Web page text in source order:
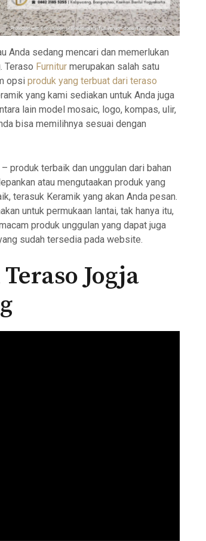
Anda sedang mencari dan memerlukan
Teraso Furniturmerupakan salah satu
opsi produk yang terbuat dari teraso
yang kami sediakan untuk Anda juga
lain model mosaic, logo, kompas, ulir,
bisa memilihnya sesuai dengan
produk terbaik dan unggulan dari bahan
atau mengutaakan produk yang
terasuk Keramik yang akan Anda pesan.
untuk permukaan lantai, tak hanya itu,
produk unggulan yang dapat juga
sudah tersedia pada website.
Jogja